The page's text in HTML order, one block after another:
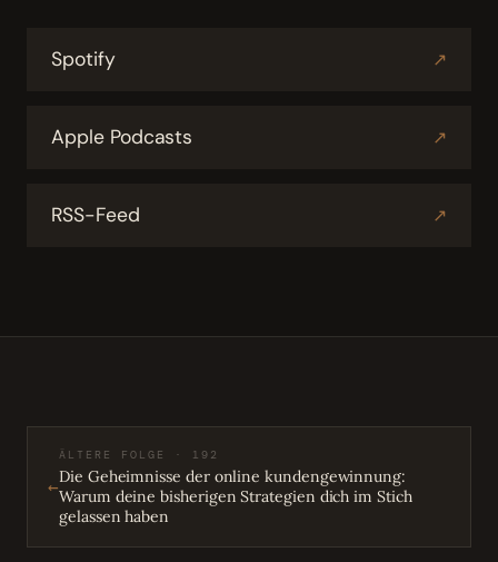
Spotify ↗
Apple Podcasts ↗
RSS-Feed ↗
←
ÄLTERE FOLGE · 192
Die Geheimnisse der online kundengewinnung:
Warum deine bisherigen Strategien dich im Stich
gelassen haben